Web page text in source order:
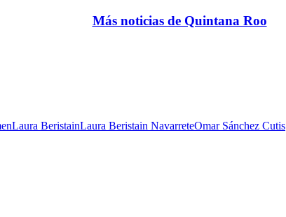
Más noticias de Quintana Roo
Laura BeristainLaura Beristain NavarreteOmar Sánchez Cutis